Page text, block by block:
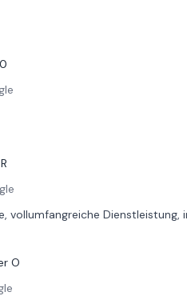
vollumfangreiche Dienstleistung,
O